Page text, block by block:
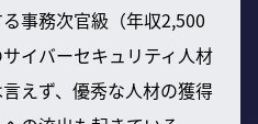
事務次官級（年収2,500
イバーセキュリティ人材
えず、優秀な人材の獲得